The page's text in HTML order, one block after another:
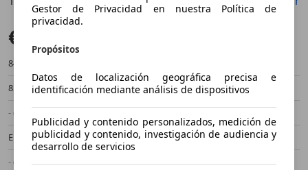
€ 17.900
84.591 km
85 kW (116 CV)
Ocasión
- (Propietarios)
Electro/Gasolina
2,8 l/100 km (mixto)
- (g/km)
-/-
Gestor de Privacidad en nuestra Política de
privacidad.
Propósitos
Datos de localización geográfica precisa e
identificación mediante análisis de dispositivos
Publicidad y contenido personalizados, medición de
publicidad y contenido, investigación de audiencia y
desarrollo de servicios